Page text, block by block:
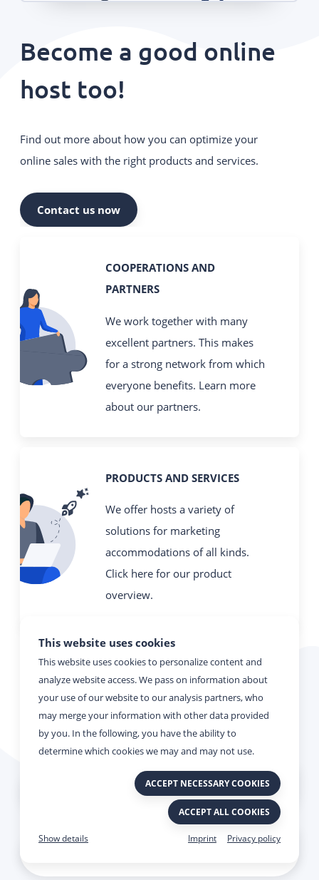
This website uses cookies
This website uses cookies to personalize content and
analyze website access. We pass on information about
your use of our website to our analysis partners, who
may merge your information with other data provided
by you. In the following, you have the ability to
determine which cookies we may and may not use.
ACCEPT NECESSARY COOKIES
ACCEPT ALL COOKIES
Imprint Privacy policy
Become a good online
host too!
Find out more about how you can optimize your
online sales with the right products and services.
Contact us now
COOPERATIONS AND
PARTNERS
We work together with many
excellent partners. This makes
for a strong network from which
everyone benefits. Learn more
about our partners.
PRODUCTS AND SERVICES
We offer hosts a variety of
solutions for marketing
accommodations of all kinds.
Click here for our product
overview.
Contact now!
Let the Viato team convince you.